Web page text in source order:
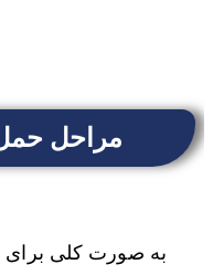
مراحل
به صورت کلی برای